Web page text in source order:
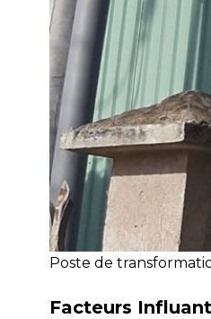
Poste de
Facteurs